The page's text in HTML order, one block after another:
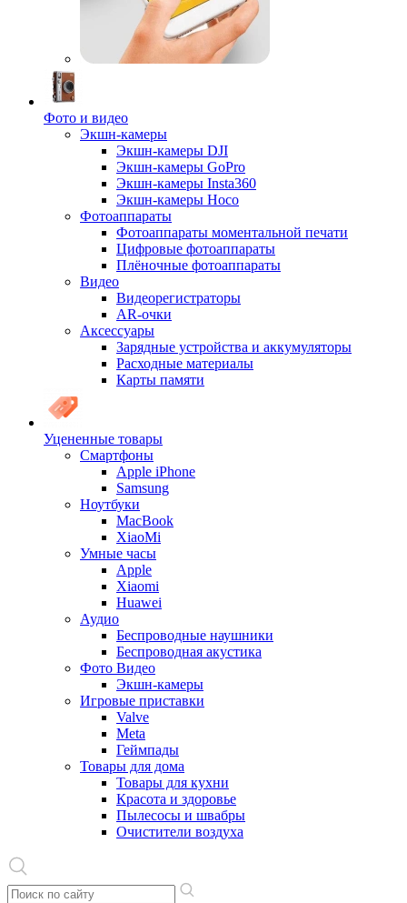
Фото и видео
Экшн-камеры
Экшн-камеры DJI
Экшн-камеры GoPro
Экшн-камеры Insta360
Экшн-камеры Hoco
Фотоаппараты
Фотоаппараты моментальной печати
Цифровые фотоаппараты
Плёночные фотоаппараты
Видео
Видеорегистраторы
AR-очки
Аксессуары
Зарядные устройства и аккумуляторы
Расходные материалы
Карты памяти
Уцененные товары
Cмартфоны
Apple iPhone
Samsung
Ноутбуки
MacBook
XiaoMi
Умные часы
Apple
Xiaomi
Huawei
Аудио
Беспроводные наушники
Беспроводная акустика
Фото Видео
Экшн-камеры
Игровые приставки
Valve
Meta
Геймпады
Товары для дома
Товары для кухни
Красота и здоровье
Пылесосы и швабры
Очистители воздуха